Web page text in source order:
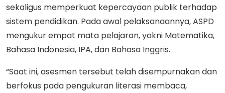
sekaligus memperkuat kepercayaan publik terhadap
sistem pendidikan. Pada awal pelaksanaannya, ASPD
mengukur empat mata pelajaran, yakni Matematika,
Bahasa Indonesia, IPA, dan Bahasa Inggris.
“Saat ini, asesmen tersebut telah disempurnakan dan
berfokus pada pengukuran literasi membaca,